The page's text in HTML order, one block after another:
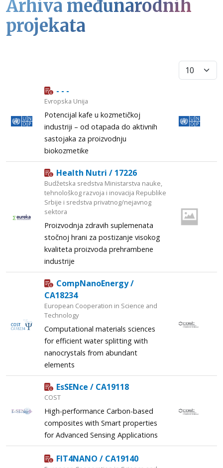
Arhiva međunarodnih
projekata
Prikaži broj
- - -
Evropska Unija
Potencijal kafe u kozmetičkoj
industriji – od otapada do aktivnih
sastojaka za proizvodnju
biokozmetike
Health Nutri / 17226
Budžetska sredstva Ministarstva nauke,
tehnološkog razvoja i inovacija Republike
Srbije i sredstva privatnog/nejavnog
sektora
Proizvodnja zdravih suplemenata
stočnoj hrani za postizanje visokog
kvaliteta proizvoda prehrambene
industrije
CompNanoEnergy /
CA18234
European Cooperation in Science and
Technology
Computational materials sciences
for efficient water splitting with
nanocrystals from abundant
elements
EsSENce / CA19118
COST
High-performance Carbon-based
composites with Smart properties
for Advanced Sensing Applications
FIT4NANO / CA19140